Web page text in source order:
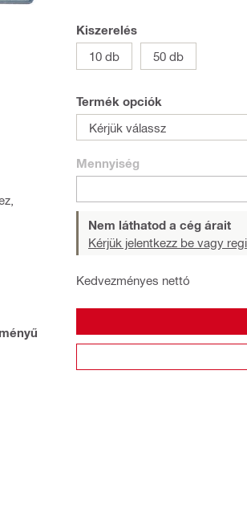
Kiszerelés
10 db
50 db
Termék opciók
Kérjük válassz
Mennyiség
Nem láthatod a cég árait
Kérjük jelentkezz be vagy
Kedvezményes nettó